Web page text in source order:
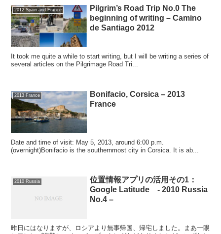
2012 Spain and France
Pilgrim’s Road Trip No.0 The
beginning of writing – Camino
de Santiago 2012
It took me quite a while to start writing, but I will be writing a series of
several articles on the Pilgrimage Road Tri...
2013 France
Bonifacio, Corsica – 2013
France
Date and time of visit: May 5, 2013, around 6:00 p.m.
(overnight)Bonifacio is the southernmost city in Corsica. It is ab...
2010 Russia
位置情報アプリの活用その1：
Google Latitude - 2010 Russia
No.4 –
昨日にはなりますが、ロシアより無事帰国、帰宅しました。まあ一眼